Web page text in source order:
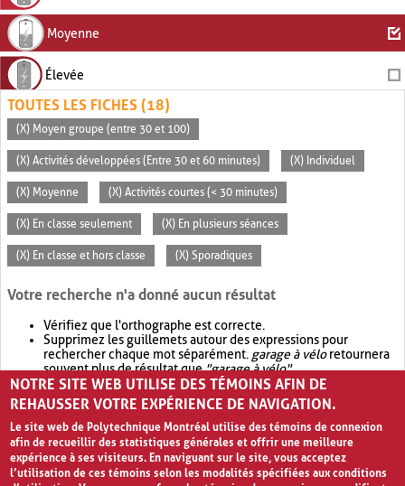
Moyenne
Élevée
TOUTES LES FICHES (18)
(X) Moyen groupe (entre 30 et 100)
(X) Activités développées (Entre 30 et 60 minutes) (X) Individuel
(X) Moyenne (X) Activités courtes (< 30 minutes)
(X) En classe seulement (X) En plusieurs séances
(X) En classe et hors classe (X) Sporadiques
Votre recherche n'a donné aucun résultat
Vérifiez que l'orthographe est correcte.
Supprimez les guillemets autour des expressions pour
rechercher chaque mot séparément. garage à véloretournera
souvent plus de résultat que"garage à vélo".
Envisagez d'élargir votre recherche avec OR.garage OR vélo
retournera souvent plus de résultat quegarage à vélo
NOTRE SITE WEB UTILISE DES TÉMOINS AFIN DE
REHAUSSER VOTRE EXPÉRIENCE DE NAVIGATION.
Le site web de Polytechnique Montréal utilise des témoins de connexion
afin de recueillir des statistiques générales et offrir une meilleure
expérience à ses visiteurs. En naviguant sur le site, vous acceptez
l’utilisation de ces témoins selon les modalités spécifiées aux conditions